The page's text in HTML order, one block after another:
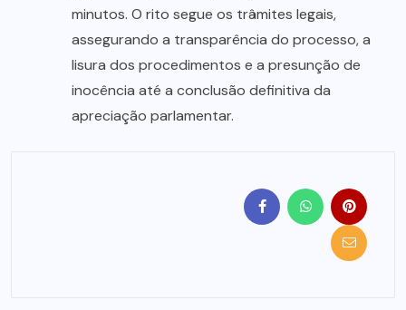
minutos. O rito segue os trâmites legais,
assegurando a transparência do processo, a
lisura dos procedimentos e a presunção de
inocência até a conclusão definitiva da
apreciação parlamentar.